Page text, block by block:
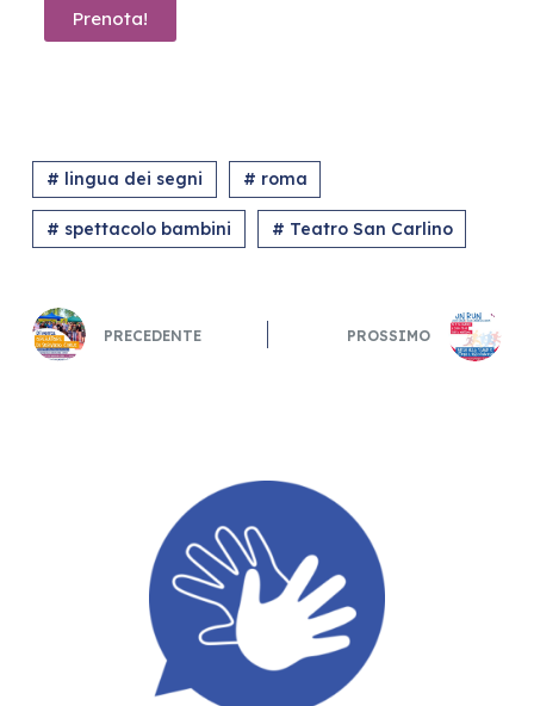
Prenota!
# lingua dei segni # roma
# spettacolo bambini # Teatro San Carlino
PRECEDENTE PROSSIMO